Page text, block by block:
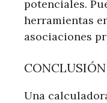
potenciales.
herramientas
asociaciones
CONCLUSIÓN
Una